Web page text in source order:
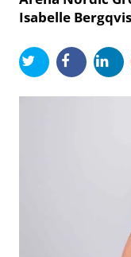
Isabelle